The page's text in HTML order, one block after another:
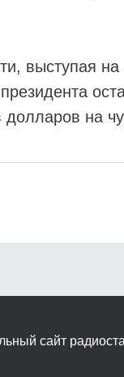
выступая
долларов на
сайт